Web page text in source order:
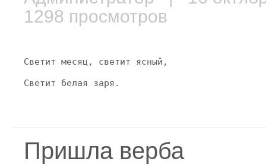
1298 просмотров
Светит месяц, светит ясный,
Светит белая заря.
Пришла верба